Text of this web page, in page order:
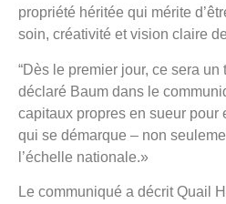
propriété héritée qui mérite
soin, créativité et vision claire
“Dès le premier jour, ce sera un
déclaré Baum dans le
capitaux propres en sueur pour
qui se démarque – non
l’échelle nationale.»
Le communiqué a décrit Quail